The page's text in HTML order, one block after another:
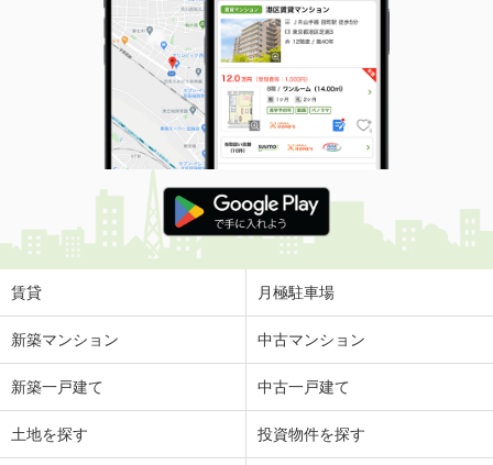
賃貸 月極駐車場
新築マンション 中古マンション
新築一戸建て 中古一戸建て
土地を探す 投資物件を探す